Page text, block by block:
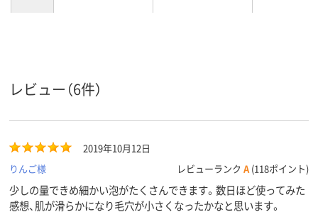
レビュー（6件）
2019年10月12日
りんご様
レビューランク A (118ポイント)
少しの量できめ細かい泡がたくさんできます。数日ほど使ってみた
感想、肌が滑らかになり毛穴が小さくなったかなと思います。